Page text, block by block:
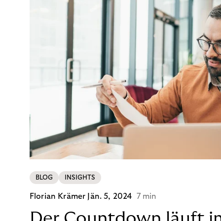
BLOG INSIGHTS
Florian Krämer Jän. 5, 2024 7 min